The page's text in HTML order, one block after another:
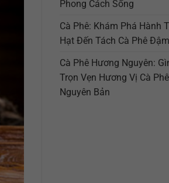
Phong Cách Sống
Cà Phê: Khám Phá Hành
Hạt Đến Tách Cà Phê
Cà Phê Hương Nguyên:
Trọn Vẹn Hương Vị Cà Phê
Nguyên Bản